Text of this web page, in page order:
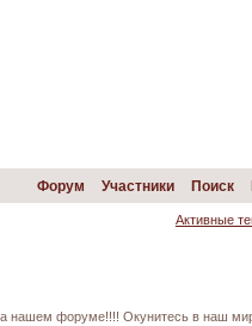
Форум Участники Поиск
Активные
нашем форуме!!!! Окунитесь в наш